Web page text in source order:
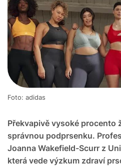
Překvapivě vysoké procento
správnou podprsenku.
Joanna Wakefield-Scurr z
která vede výzkum zdraví
Foto: adidas